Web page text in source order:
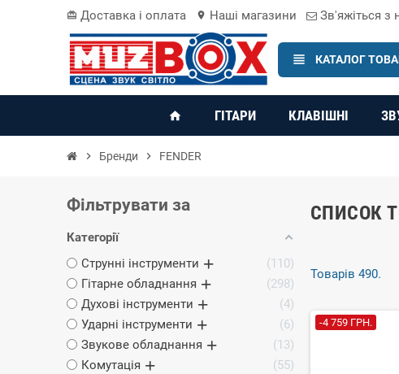
card_giftcard Доставка і оплата location_on Наші магазини Зв'яжіться з
view_headline КАТАЛОГ
home ГІТАРИ КЛАВІШНІ
chevron_right Бренди chevron_right FENDER
Фільтрувати за
Категорії
Струнні інструменти
110
Гітарне обладнання
298
Духові інструменти
4
Ударні інструменти
6
Звукове обладнання
13
Комутація
55
СПИСОК
Товарів 490.
-4 759 ГРН.